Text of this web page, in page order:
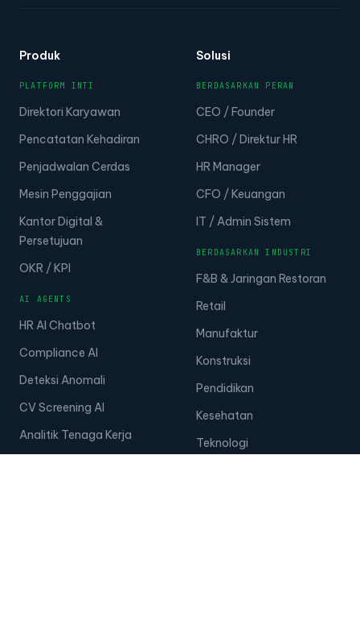
Produk
PLATFORM INTI
Direktori Karyawan
Pencatatan Kehadiran
Penjadwalan Cerdas
Mesin Penggajian
Kantor Digital &
Persetujuan
OKR / KPI
AI AGENTS
HR AI Chatbot
Compliance AI
Deteksi Anomali
CV Screening AI
Analitik Tenaga Kerja
Solusi
BERDASARKAN PERAN
CEO / Founder
CHRO / Direktur HR
HR Manager
CFO / Keuangan
IT / Admin Sistem
BERDASARKAN INDUSTRI
F&B & Jaringan Restoran
Retail
Manufaktur
Konstruksi
Pendidikan
Kesehatan
Teknologi